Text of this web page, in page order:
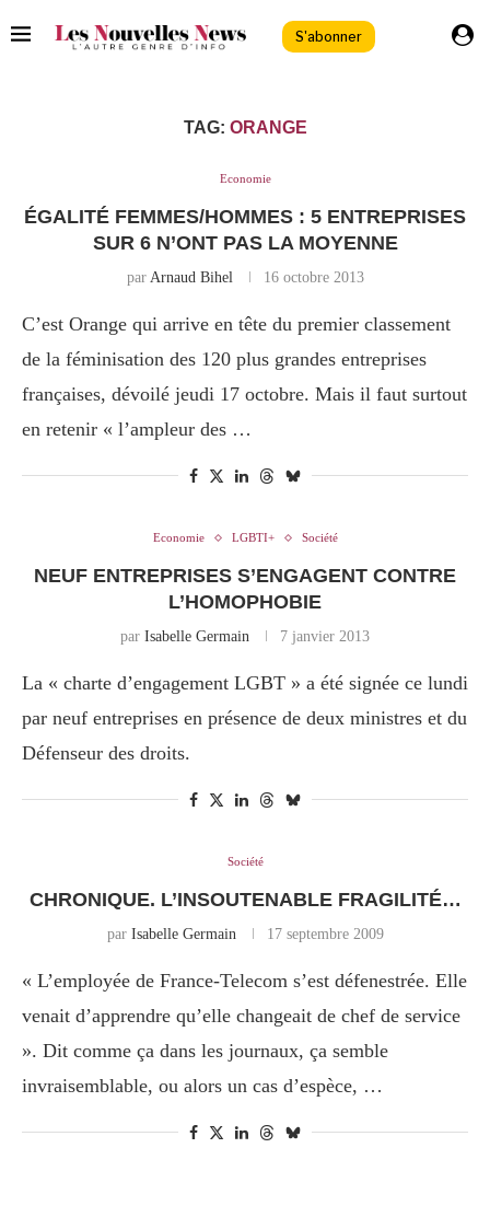
S'abonner
TAG: ORANGE
Economie
ÉGALITÉ FEMMES/HOMMES : 5 ENTREPRISES
SUR 6 N’ONT PAS LA MOYENNE
par Arnaud Bihel 16 octobre 2013
C’est Orange qui arrive en tête du premier classement
de la féminisation des 120 plus grandes entreprises
françaises, dévoilé jeudi 17 octobre. Mais il faut surtout
en retenir « l’ampleur des …
Economie LGBTI+ Société
NEUF ENTREPRISES S’ENGAGENT CONTRE
L’HOMOPHOBIE
par Isabelle Germain 7 janvier 2013
La « charte d’engagement LGBT » a été signée ce lundi
par neuf entreprises en présence de deux ministres et du
Défenseur des droits.
Société
CHRONIQUE. L’INSOUTENABLE FRAGILITÉ…
par Isabelle Germain 17 septembre 2009
« L’employée de France-Telecom s’est défenestrée. Elle
venait d’apprendre qu’elle changeait de chef de service
». Dit comme ça dans les journaux, ça semble
invraisemblable, ou alors un cas d’espèce, …